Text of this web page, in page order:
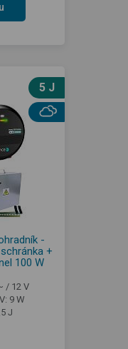
5 J
-
+
100 W
/ 12 V
9 W
J